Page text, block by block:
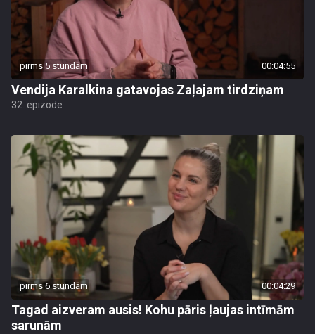
pirms 5 stundām 00:04:55
Vendija Karalkina gatavojas Zaļajam tirdziņam
32. epizode
pirms 6 stundām 00:04:29
Tagad aizveram ausis! Kohu pāris ļaujas intīmām
sarunām